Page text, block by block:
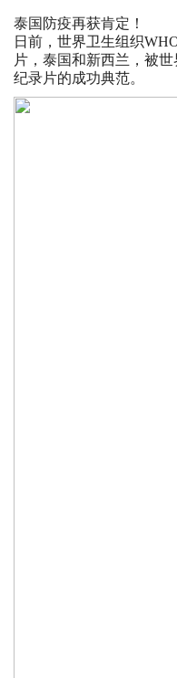
泰国防疫再获肯定！
日前，世界卫生组织
片，泰国和新西兰，被
纪录片的成功典范。